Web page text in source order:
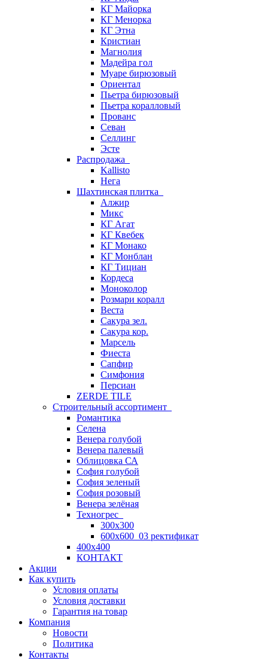
КГ Майорка
КГ Менорка
КГ Этна
Кристиан
Магнолия
Мадейра гол
Муаре бирюзовый
Ориентал
Пьетра бирюзовый
Пьетра коралловый
Прованс
Севан
Селлинг
Эсте
Распродажа
Kallisto
Нега
Шахтинская плитка
Алжир
Микс
КГ Агат
КГ Квебек
КГ Монако
КГ Монблан
КГ Тициан
Кордеса
Моноколор
Розмари коралл
Веста
Сакура зел.
Сакура кор.
Марсель
Фиеста
Сапфир
Симфония
Персиан
ZERDE TILE
Строительный ассортимент
Романтика
Селена
Венера голубой
Венера палевый
Облицовка СА
София голубой
София зеленый
София розовый
Венера зелёная
Техногрес
300х300
600х600_03 ректификат
400х400
КОНТАКТ
Акции
Как купить
Условия оплаты
Условия доставки
Гарантия на товар
Компания
Новости
Политика
Контакты